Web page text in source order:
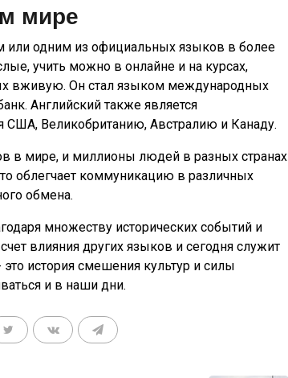
мире
или одним из официальных языков в более
учить можно в онлайне и на курсах,
вживую. Он стал языком международных
Английский также является
США, Великобританию, Австралию и Канаду.
в мире, и миллионы людей в разных странах
облегчает коммуникацию в различных
обмена.
множеству исторических событий и
влияния других языков и сегодня служит
история смешения культур и силы
и в наши дни.